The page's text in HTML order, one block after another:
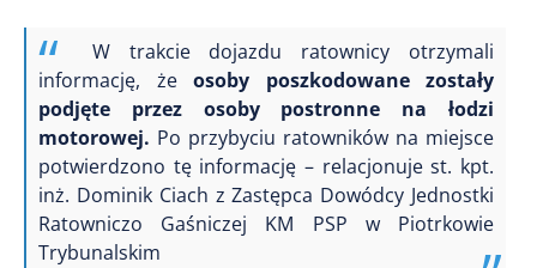
W trakcie dojazdu ratownicy otrzymali
informację, że osoby poszkodowane zostały
podjęte przez osoby postronne na łodzi
motorowej. Po przybyciu ratowników na miejsce
potwierdzono tę informację – relacjonuje st. kpt.
inż. Dominik Ciach z Zastępca Dowódcy Jednostki
Ratowniczo Gaśniczej KM PSP w Piotrkowie
Trybunalskim